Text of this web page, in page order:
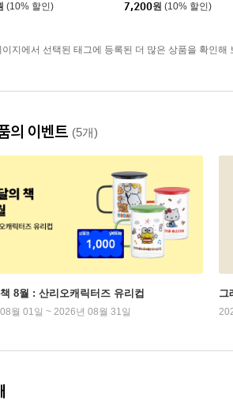
(10% 할인)
7,200원 (10% 할인)
이지에서 선택된 태그에 등록된 더 많은 상품을 확인해
의 이벤트 (5개)
8월 : 산리오캐릭터즈 유리컵
월 01일 ~ 2026년 08월 31일
그